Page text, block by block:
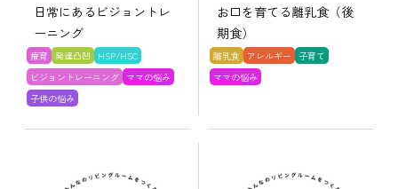
日常にあるビジョントレ
ーニング
療育 発達凸凹
HSP/HSC
ビジョントレーニング
ママの悩み
子供の悩み
お口を育てる離乳食（後
期食）
離乳食 アレルギー
子育て
ママの悩み